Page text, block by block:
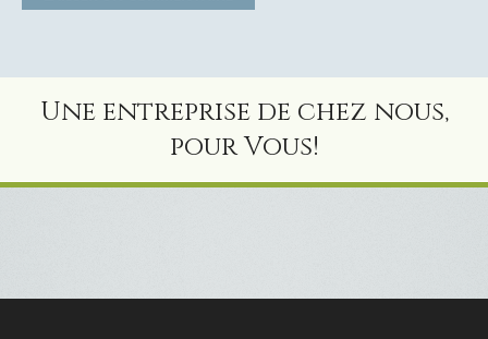
Une entreprise de chez nous,
pour Vous!